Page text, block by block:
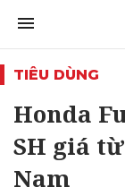
TIÊU DÙNG
Honda
SH giá
Nam